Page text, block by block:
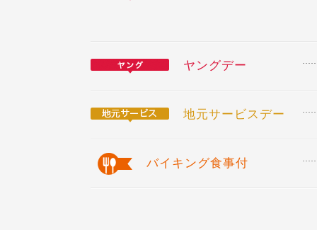
ヤングデー
地元サービスデー
バイキング食事付